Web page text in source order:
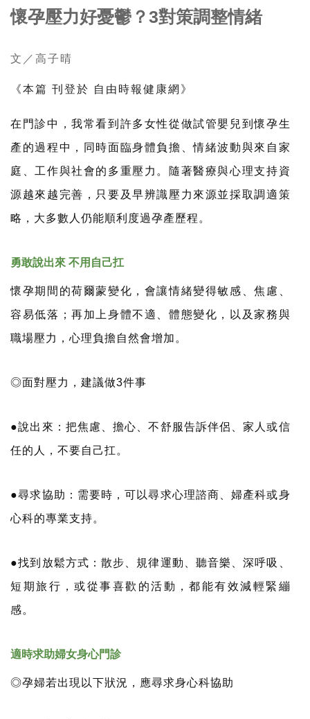
懷孕壓力好憂鬱？3對策調整情緒
文／高子晴
《本篇 刊登於 自由時報健康網》
在門診中，我常看到許多女性從做試管嬰兒到懷孕生
產的過程中，同時面臨身體負擔、情緒波動與來自家
庭、工作與社會的多重壓力。隨著醫療與心理支持資
源越來越完善，只要及早辨識壓力來源並採取調適策
略，大多數人仍能順利度過孕產歷程。
勇敢說出來 不用自己扛
懷孕期間的荷爾蒙變化，會讓情緒變得敏感、焦慮、
容易低落；再加上身體不適、體態變化，以及家務與
職場壓力，心理負擔自然會增加。
◎面對壓力，建議做3件事
●說出來：把焦慮、擔心、不舒服告訴伴侶、家人或信
任的人，不要自己扛。
●尋求協助：需要時，可以尋求心理諮商、婦產科或身
心科的專業支持。
●找到放鬆方式：散步、規律運動、聽音樂、深呼吸、
短期旅行，或從事喜歡的活動，都能有效減輕緊繃
感。
適時求助婦女身心門診
◎孕婦若出現以下狀況，應尋求身心科協助